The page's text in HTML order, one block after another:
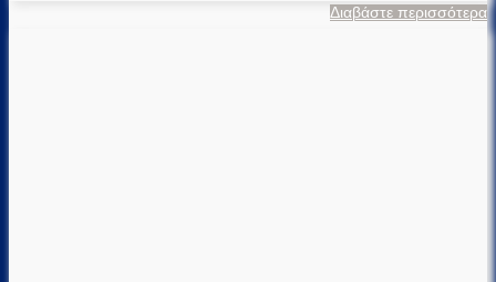
Διαβάστε περισσότερα